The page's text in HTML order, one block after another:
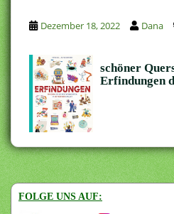
n
t
Dezember 18, 2022 Dana
schöner
Erfindungen
FOLGE UNS AUF: